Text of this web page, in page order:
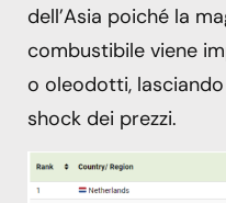
dell’Asia poiché la
combustibile viene
o oleodotti,
shock dei prezzi.